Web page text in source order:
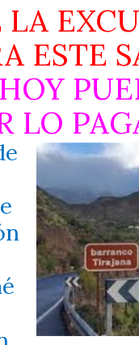
LA
ESTE
LO